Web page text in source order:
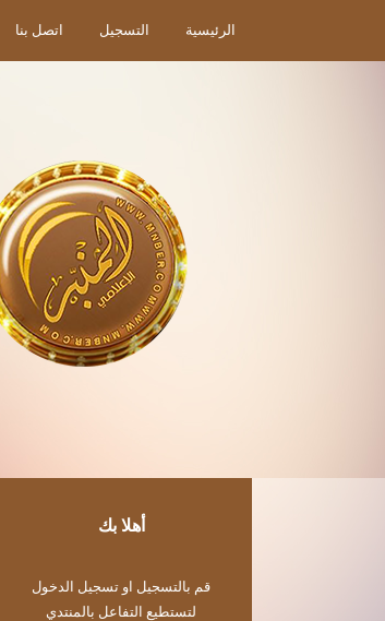
الرئيسية التسجيل اتصل بنا
أهلا بك
قم بالتسجيل او تسجيل الدخول
لتستطيع التفاعل بالمنتدي